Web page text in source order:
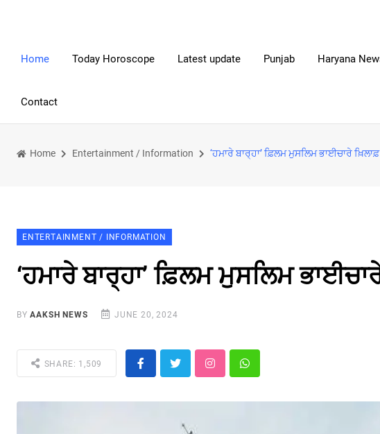
Home Today Horoscope Latest update Punjab Haryana
Contact
Home Entertainment / Information ‘ਹਮਾਰੇ ਬਾਰ੍ਹਾ’ ਫ਼ਿਲਮ ਮੁਸਲਿਮ ਭਾਈਚਾਰੇ
ENTERTAINMENT / INFORMATION
‘ਹਮਾਰੇ ਬਾਰ੍ਹਾ’ ਫ਼ਿਲਮ ਮੁਸਲਿਮ
BYAAKSH NEWS JUNE 20, 2024
SHARE: 1,509